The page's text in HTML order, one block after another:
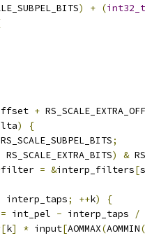
) + (int32_t
+ RS_SCALE_EXTRA_OFF
)
{
RS_SCALE_SUBPEL_BITS;
RS_SCALE_EXTRA_BITS) &
filter = &interp_filters[
interp_taps; ++k)
{
= int_pel - interp_taps
/
[k] * input[AOMMAX(AOMMIN(